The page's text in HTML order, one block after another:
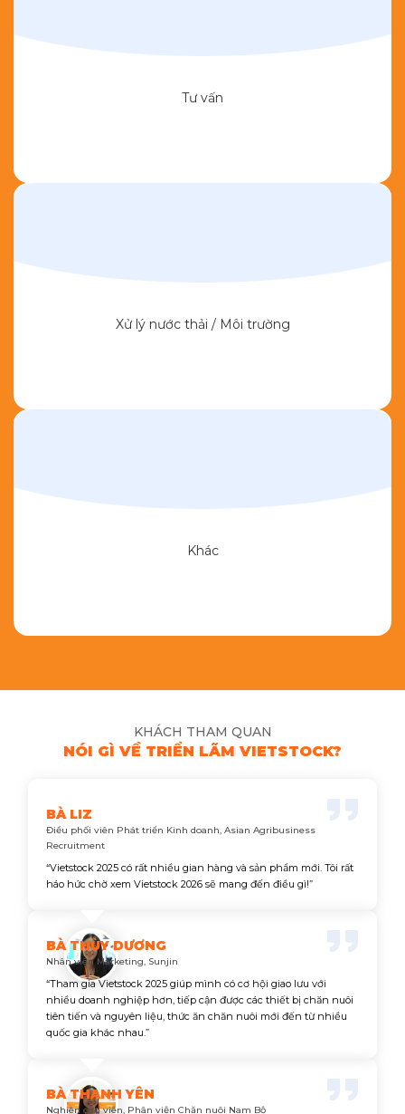
Tư vấn
Xử lý nước thải / Môi trường
Khác
KHÁCH THAM QUAN
NÓI GÌ VỀ TRIỂN LÃM VIETSTOCK?
BÀ LIZ
Điều phối viên Phát triển Kinh doanh, Asian Agribusiness
Recruitment
“Vietstock 2025 có rất nhiều gian hàng và sản phẩm mới. Tôi rất
háo hức chờ xem Vietstock 2026 sẽ mang đến điều gì!”
BÀ THÙY DƯƠNG
Nhân viên Marketing, Sunjin
“Tham gia Vietstock 2025 giúp mình có cơ hội giao lưu với
nhiều doanh nghiệp hơn, tiếp cận được các thiết bị chăn nuôi
tiên tiến và nguyên liệu, thức ăn chăn nuôi mới đến từ nhiều
quốc gia khác nhau.”
BÀ THANH YÊN
Nghiên cứu viên, Phân viện Chăn nuôi Nam Bộ